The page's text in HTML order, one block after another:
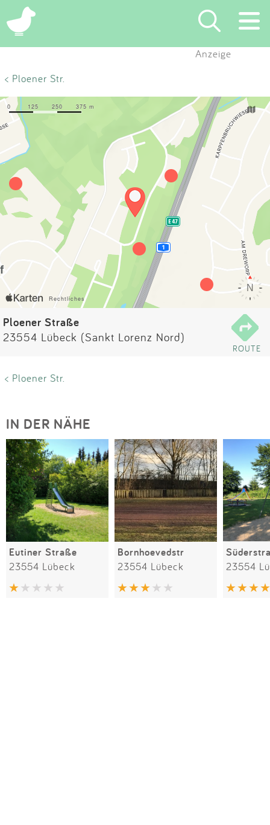
×
Eintragen
App
Blog
Partner
Kontakt
Impressum
Anzeige
< Ploener Str.
Ploener Straße
23554 Lübeck (Sankt Lorenz Nord)
ROUTE
< Ploener Str.
IN DER NÄHE
Eutiner Straße
23554 Lübeck
Bornhoevedstr
23554 Lübeck 23554